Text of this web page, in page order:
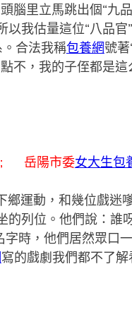
腦里立馬跳出個“九
我估量這位“八品官
。合法我稱包養網號著
不，我的子侄都是
岳陽市委女大生包
動，和幾位戲迷
的列位。他們說：誰
字時，他們居然眾口
寫的戲劇我們都不了解